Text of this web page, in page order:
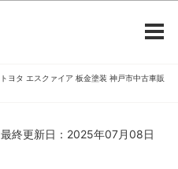
トヨタ エスクァイア 板金塗装 神戸市中古車販
最終更新日：2025年07月08日